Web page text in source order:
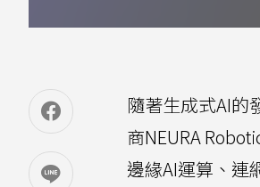
隨著生成式AI的
商NEURA
邊緣AI運算、連